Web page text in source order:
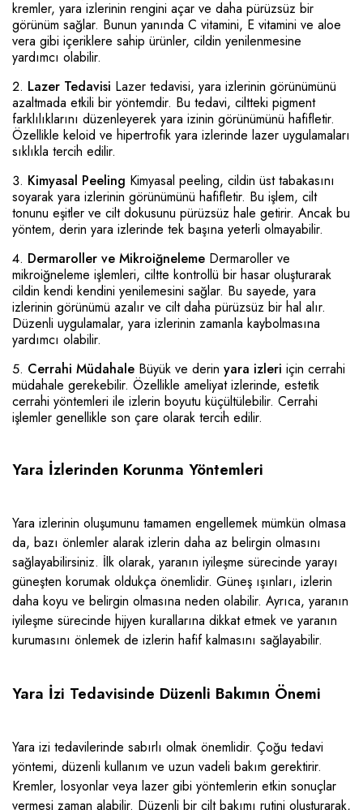
kremler, yara izlerinin rengini açar ve daha pürüzsüz bir
görünüm sağlar. Bunun yanında C vitamini, E vitamini ve aloe
vera gibi içeriklere sahip ürünler, cildin yenilenmesine
yardımcı olabilir.
Lazer Tedavisi Lazer tedavisi, yara izlerinin görünümünü
azaltmada etkili bir yöntemdir. Bu tedavi, ciltteki pigment
farklılıklarını düzenleyerek yara izinin görünümünü hafifletir.
Özellikle keloid ve hipertrofik yara izlerinde lazer uygulamaları
sıklıkla tercih edilir.
Kimyasal Peeling Kimyasal peeling, cildin üst tabakasını
soyarak yara izlerinin görünümünü hafifletir. Bu işlem, cilt
tonunu eşitler ve cilt dokusunu pürüzsüz hale getirir. Ancak bu
yöntem, derin yara izlerinde tek başına yeterli olmayabilir.
Dermaroller ve Mikroiğneleme Dermaroller ve
mikroiğneleme işlemleri, ciltte kontrollü bir hasar oluşturarak
cildin kendi kendini yenilemesini sağlar. Bu sayede, yara
izlerinin görünümü azalır ve cilt daha pürüzsüz bir hal alır.
Düzenli uygulamalar, yara izlerinin zamanla kaybolmasına
yardımcı olabilir.
Cerrahi Müdahale Büyük ve derin yara izleri için cerrahi
müdahale gerekebilir. Özellikle ameliyat izlerinde, estetik
cerrahi yöntemleri ile izlerin boyutu küçültülebilir. Cerrahi
işlemler genellikle son çare olarak tercih edilir.
Yara İzlerinden Korunma Yöntemleri
Yara izlerinin oluşumunu tamamen engellemek mümkün olmasa
da, bazı önlemler alarak izlerin daha az belirgin olmasını
sağlayabilirsiniz. İlk olarak, yaranın iyileşme sürecinde yarayı
güneşten korumak oldukça önemlidir. Güneş ışınları, izlerin
daha koyu ve belirgin olmasına neden olabilir. Ayrıca, yaranın
iyileşme sürecinde hijyen kurallarına dikkat etmek ve yaranın
kurumasını önlemek de izlerin hafif kalmasını sağlayabilir.
Yara İzi Tedavisinde Düzenli Bakımın Önemi
Yara izi tedavilerinde sabırlı olmak önemlidir. Çoğu tedavi
yöntemi, düzenli kullanım ve uzun vadeli bakım gerektirir.
Kremler, losyonlar veya lazer gibi yöntemlerin etkin sonuçlar
vermesi zaman alabilir. Düzenli bir cilt bakımı rutini oluşturarak,